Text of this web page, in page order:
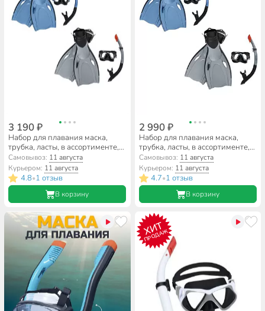
3 190 ₽
Набор для плавания маска,
трубка, ласты, в ассортименте,
14, пластик, 43-48, Bestway,
BlackSea, 25045
Самовывоз: 11 августа
Курьером: 11 августа
4.8•1 отзыв
В корзину
2 990 ₽
Набор для плавания маска,
трубка, ласты, в ассортименте,
14, пластик, 37.5-41, Bestway,
BlackSea, 25044
Самовывоз: 11 августа
Курьером: 11 августа
4.7•1 отзыв
В корзину
ХИТ
ПРОДАЖ